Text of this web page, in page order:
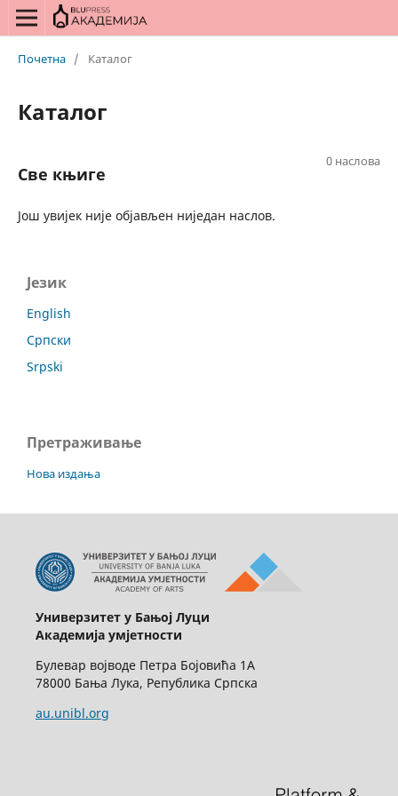
Почетна / Каталог
Каталог
0 наслова
Све књиге
Још увијек није објављен ниједан наслов.
Језик
English
Српски
Srpski
Претраживање
Нова издања
Универзитет у Бањој Луци
Академија умјетности
Булевар војводе Петра Бојовића 1А
78000 Бања Лука, Република Српска
au.unibl.org